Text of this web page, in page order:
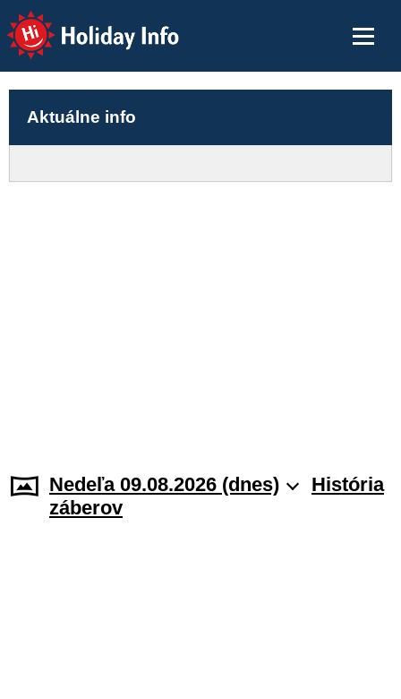
Holiday Info
Aktuálne info
Nedeľa 09.08.2026 (dnes)
História
záberov